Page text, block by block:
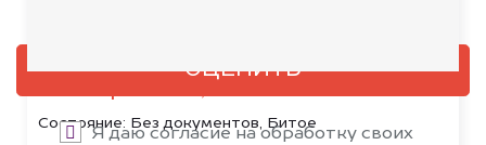
Состояние: Без документов, Битое
ОЦЕНИТЬ
Я даю согласие на обработку своих